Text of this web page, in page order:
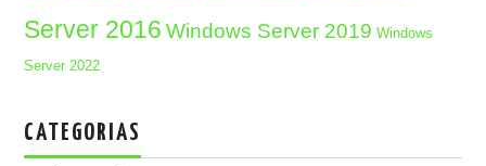
Server 2016 Windows Server 2019 Windows
Server 2022
CATEGORIAS